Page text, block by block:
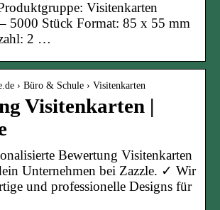
Visitenkarten
5000 Stück Format: 85 x 55 mm
2 …
› Büro & Schule › Visitenkarten
Visitenkarten |
Bewertung Visitenkarten
Unternehmen bei Zazzle. ✓ Wir
und professionelle Designs für